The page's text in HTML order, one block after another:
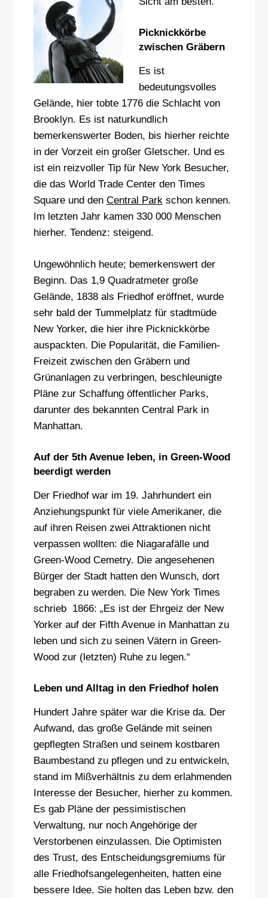
Picknickkörbe
zwischen Gräbern
Es ist
bedeutungsvolles
Gelände, hier tobte 1776 die Schlacht von
Brooklyn. Es ist naturkundlich
bemerkenswerter Boden, bis hierher reichte
in der Vorzeit ein großer Gletscher. Und es
ist ein reizvoller Tip für New York Besucher,
die das World Trade Center den Times
Square und den Central Parkschon kennen.
Im letzten Jahr kamen 330 000 Menschen
hierher. Tendenz: steigend.
Ungewöhnlich heute; bemerkenswert der
Beginn. Das 1,9 Quadratmeter große
Gelände, 1838 als Friedhof eröffnet, wurde
sehr bald der Tummelplatz für stadtmüde
New Yorker, die hier ihre Picknickkörbe
auspackten. Die Popularität, die Familien-
Freizeit zwischen den Gräbern und
Grünanlagen zu verbringen, beschleunigte
Pläne zur Schaffung öffentlicher Parks,
darunter des bekannten Central Park in
Manhattan.
Auf der 5th Avenue leben, in Green-Wood
beerdigt werden
Der Friedhof war im 19. Jahrhundert ein
Anziehungspunkt für viele Amerikaner, die
auf ihren Reisen zwei Attraktionen nicht
verpassen wollten: die Niagarafälle und
Green-Wood Cemetry. Die angesehenen
Bürger der Stadt hatten den Wunsch, dort
begraben zu werden. Die New York Times
schrieb 1866: „Es ist der Ehrgeiz der New
Yorker auf der Fifth Avenue in Manhattan zu
leben und sich zu seinen Vätern in Green-
Wood zur (letzten) Ruhe zu legen.“
Leben und Alltag in den Friedhof holen
Hundert Jahre später war die Krise da. Der
Aufwand, das große Gelände mit seinen
gepflegten Straßen und seinem kostbaren
Baumbestand zu pflegen und zu entwickeln,
stand im Mißverhältnis zu dem erlahmenden
Interesse der Besucher, hierher zu kommen.
Es gab Pläne der pessimistischen
Verwaltung, nur noch Angehörige der
Verstorbenen einzulassen. Die Optimisten
des Trust, des Entscheidungsgremiums für
alle Friedhofsangelegenheiten, hatten eine
bessere Idee. Sie holten das Leben bzw. den